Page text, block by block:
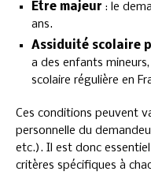
Être majeur : le
ans.
Assiduité scolaire
a des enfants
scolaire régulière en
Ces conditions peuvent
personnelle du
etc.). Il est donc
critères spécifiques à